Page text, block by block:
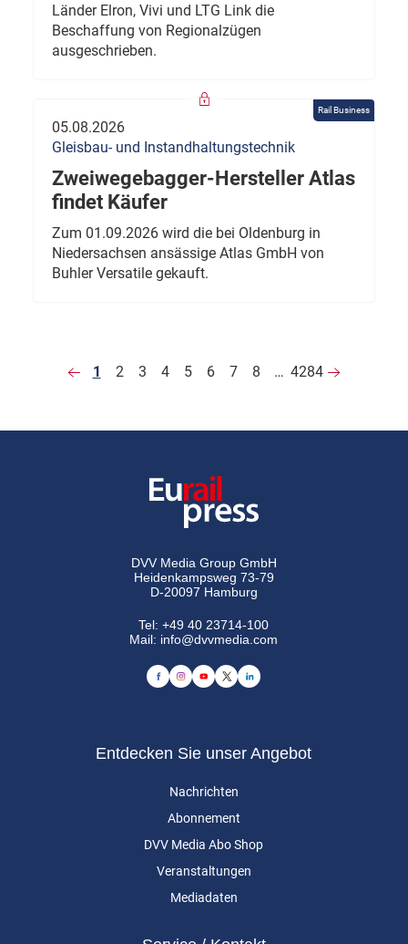
Länder Elron, Vivi und LTG Link die
Beschaffung von Regionalzügen
ausgeschrieben.
Rail Business
05.08.2026
Gleisbau- und Instandhaltungstechnik
Zweiwegebagger-Hersteller Atlas
findet Käufer
Zum 01.09.2026 wird die bei Oldenburg in
Niedersachsen ansässige Atlas GmbH von
Buhler Versatile gekauft.
1 2 3 4 5 6 7 8 … 4284
DVV Media Group GmbH
Heidenkampsweg 73-79
D-20097 Hamburg
Tel:+49 40 23714-100
Mail: info@dvvmedia.com
Entdecken Sie unser Angebot
Nachrichten
Abonnement
DVV Media Abo Shop
Veranstaltungen
Mediadaten